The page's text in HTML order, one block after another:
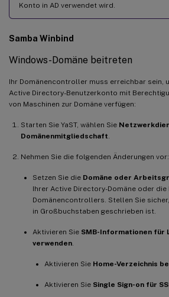
Konto in AD verwendet wird.
Samba Winbind
Windows-Domäne beitreten
Ihr Domänencontroller muss erreichbar sein,
Active Directory-Benutzerkonto mit
von Maschinen zur Domäne verfügen:
Starten Sie YaST, wählen Sie
Domänenmitgliedschaft
Nehmen Sie die folgenden Änderungen vor:
Setzen Sie die Domäne oder
Ihrer Active Directory-Domäne oder die
Domänencontrollers. Stellen Sie
in Großbuchstaben geschrieben ist.
Aktivieren Sie SMB-Informationen für
verwenden
Aktivieren Sie Home-Verzeichnis
Aktivieren Sie Single Sign-on für